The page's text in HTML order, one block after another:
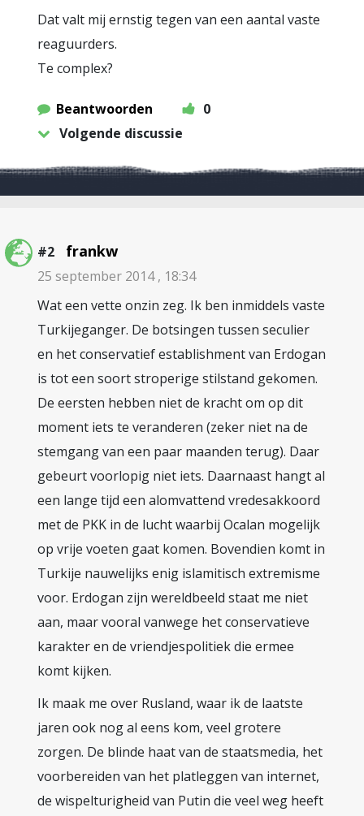
Dat valt mij ernstig tegen van een aantal vaste
reaguurders.
Te complex?
Beantwoorden
0
Volgende discussie
#2 frankw
25 september 2014 , 18:34
Wat een vette onzin zeg. Ik ben inmiddels vaste
Turkijeganger. De botsingen tussen seculier
en het conservatief establishment van Erdogan
is tot een soort stroperige stilstand gekomen.
De eersten hebben niet de kracht om op dit
moment iets te veranderen (zeker niet na de
stemgang van een paar maanden terug). Daar
gebeurt voorlopig niet iets. Daarnaast hangt al
een lange tijd een alomvattend vredesakkoord
met de PKK in de lucht waarbij Ocalan mogelijk
op vrije voeten gaat komen. Bovendien komt in
Turkije nauwelijks enig islamitisch extremisme
voor. Erdogan zijn wereldbeeld staat me niet
aan, maar vooral vanwege het conservatieve
karakter en de vriendjespolitiek die ermee
komt kijken.
Ik maak me over Rusland, waar ik de laatste
jaren ook nog al eens kom, veel grotere
zorgen. De blinde haat van de staatsmedia, het
voorbereiden van het platleggen van internet,
de wispelturigheid van Putin die veel weg heeft